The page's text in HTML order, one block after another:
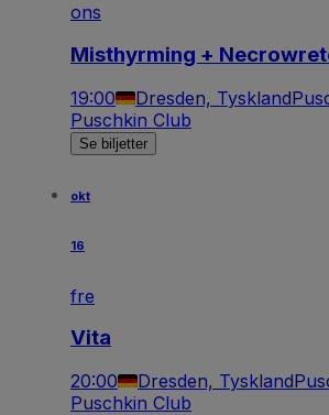
ons
Misthyrming +
19:00 Dresden, Tyskland
Puschkin Club
Se biljetter
okt
16
fre
Vita
20:00 Dresden, Tyskland
Puschkin Club